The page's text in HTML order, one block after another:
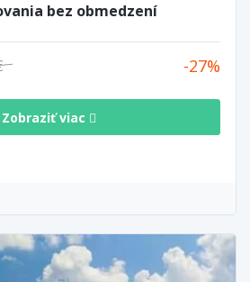
bez obmedzení
27
Zobraziť viac